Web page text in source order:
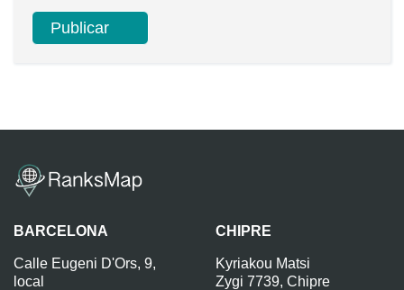
BARCELONA
Calle Eugeni D'Ors, 9,
local
CHIPRE
Kyriakou Matsi
Zygi 7739, Chipre